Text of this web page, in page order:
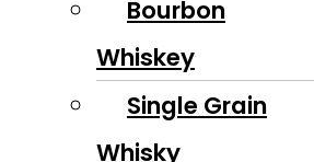
Bourbon
Whiskey
Single Grain
Whisky